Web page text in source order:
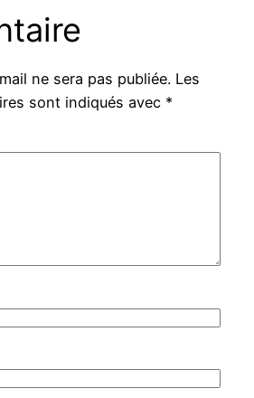
ne sera pas publiée. Les
sont indiqués avec *